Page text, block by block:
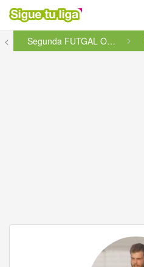
<
Segunda FUTGAL Ourense